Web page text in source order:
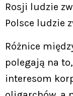
Rosji ludzie
Polsce ludzie
Różnice
polegają na
interesom